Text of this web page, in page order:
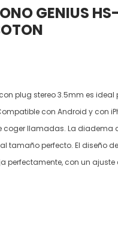
GENIUS
plug stereo 3.5mm es
con Android y con
coger llamadas. La diadema
tamaño perfecto. El diseño
perfectamente, con un ajuste